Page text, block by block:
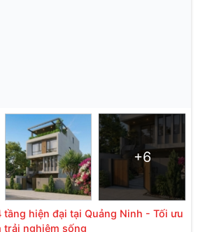
+6
tầng hiện đại tại Quảng Ninh - Tối ưu
trải nghiệm sống